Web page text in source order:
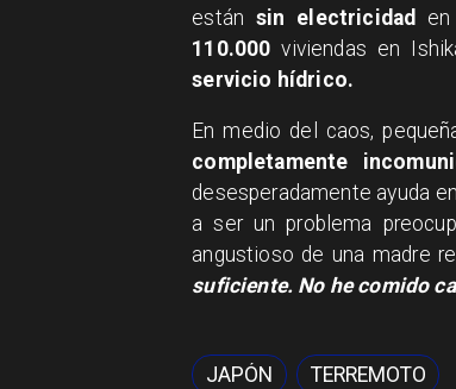
están sin electricidad
110.000 viviendas en
servicio hídrico.
En medio del caos,
completamente
desesperadamente ayuda
a ser un problema
angustioso de una madre
suficiente. No he comido
JAPÓN TERREMOTO